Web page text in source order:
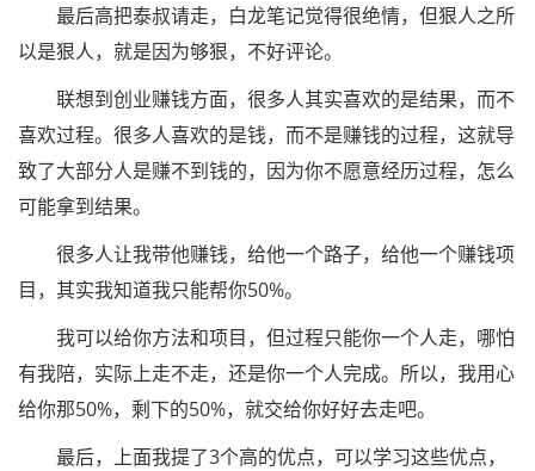
最后高把泰叔请走，白龙笔记觉得很绝情，但狠人之所
以是狠人，就是因为够狠，不好评论。
联想到创业赚钱方面，很多人其实喜欢的是结果，而不
喜欢过程。很多人喜欢的是钱，而不是赚钱的过程，这就导
致了大部分人是赚不到钱的，因为你不愿意经历过程，怎么
可能拿到结果。
很多人让我带他赚钱，给他一个路子，给他一个赚钱项
目，其实我知道我只能帮你50%。
我可以给你方法和项目，但过程只能你一个人走，哪怕
有我陪，实际上走不走，还是你一个人完成。所以，我用心
给你那50%，剩下的50%，就交给你好好去走吧。
最后，上面我提了3个高的优点，可以学习这些优点，